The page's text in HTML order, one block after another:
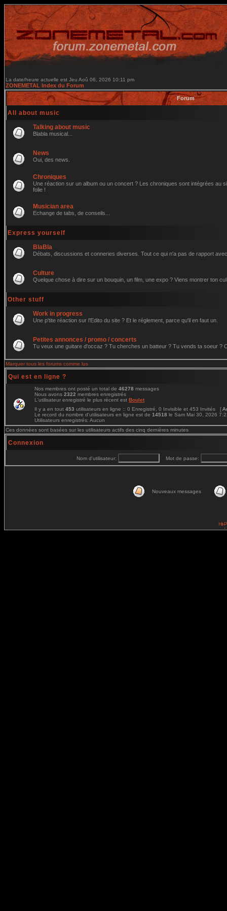
La date/heure actuelle est Jeu Aoû 06, 2026 10:11 pm
ZONEMETAL Index du Forum
Forum
All about music
Talking about music
Blabla musical...
News
Oui, des news.
Chroniques
Une réaction sur un album ou un concert ? Les chroniques sont intégrées au
folie !
Musician area
Echange de tabs, de conseils...
Express yourself
BlaBla
Débats, discussions et conneries diverses. Tout ce qui n'a pas de rapport
Culture
Quelque chose à dire sur un bouquin, un film, une expo ? Viens montrer ton
Other stuff
Work in progress
Une p'tite réaction sur l'Edito du site ? Et le réglement, parce qu'il en faut un.
Petites annonces / promo / concerts
Tu veux une guitare d'occaz ? Tu cherches un batteur ? Tu vends ta soeur ?
Marquer tous les forums comme lus
Qui est en ligne ?
Nos membres ont posté un total de 46278 messages
Nous avons 2322 membres enregistrés
L'utilisateur enregistré le plus récent est Boulet
Il y a en tout 453 utilisateurs en ligne :: 0 Enregistré, 0 Invisible et 453 Invités [
Le record du nombre d'utilisateurs en ligne est de 14518 le Sam Mai 30, 2026
Utilisateurs enregistrés: Aucun
Ces données sont basées sur les utilisateurs actifs des cinq dernières minutes
Connexion
Nom d'utilisateur: Mot de passe:
Nouveaux messages